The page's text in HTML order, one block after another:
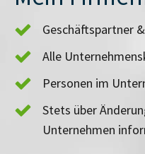
Geschäftspartner
Alle
Personen im
Stets über
Unternehmen